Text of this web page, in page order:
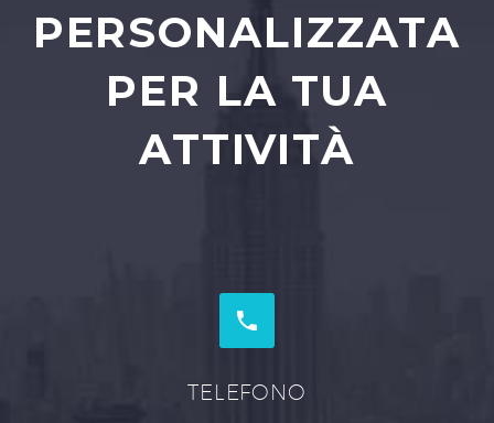
PERSONALIZZATA
PER LA TUA
ATTIVITÀ


TELEFONO